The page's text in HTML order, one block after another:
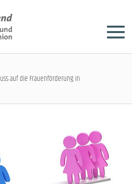
auf die Frauenförderung in